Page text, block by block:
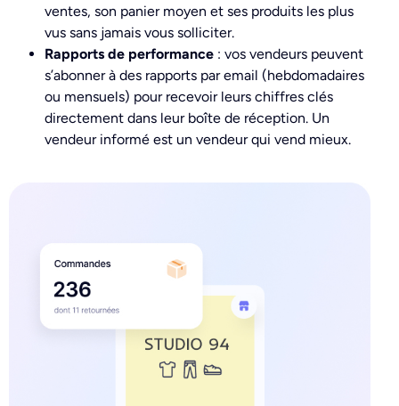
ventes, son panier moyen et ses produits les plus
vus sans jamais vous solliciter.
Rapports de performance : vos vendeurs peuvent
s’abonner à des rapports par email (hebdomadaires
ou mensuels) pour recevoir leurs chiffres clés
directement dans leur boîte de réception. Un
vendeur informé est un vendeur qui vend mieux.